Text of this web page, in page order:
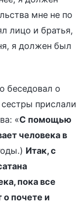
мне не по
лицо и братья,
я должен был
беседовал о
прислали
«С помощью
человека в
Итак, с
пока все
почете и